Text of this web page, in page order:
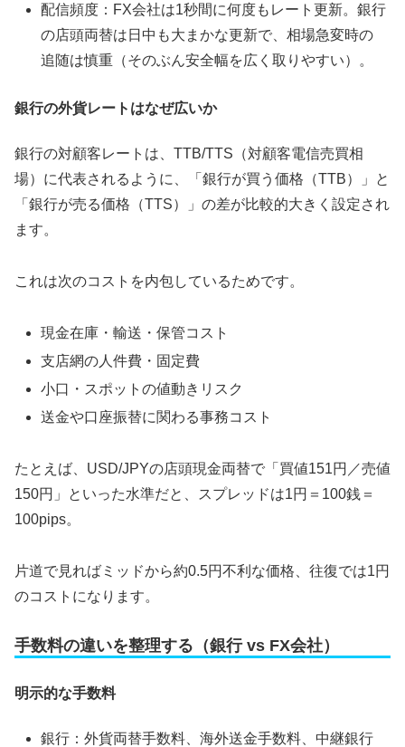
配信頻度：FX会社は1秒間に何度もレート更新。銀行
の店頭両替は日中も大まかな更新で、相場急変時の
追随は慎重（そのぶん安全幅を広く取りやすい）。
銀行の外貨レートはなぜ広いか
銀行の対顧客レートは、TTB/TTS（対顧客電信売買相
場）に代表されるように、「銀行が買う価格（TTB）」と
「銀行が売る価格（TTS）」の差が比較的大きく設定され
ます。
これは次のコストを内包しているためです。
現金在庫・輸送・保管コスト
支店網の人件費・固定費
小口・スポットの値動きリスク
送金や口座振替に関わる事務コスト
たとえば、USD/JPYの店頭現金両替で「買値151円／売値
150円」といった水準だと、スプレッドは1円＝100銭＝
100pips。
片道で見ればミッドから約0.5円不利な価格、往復では1円
のコストになります。
手数料の違いを整理する（銀行 vs FX会社）
明示的な手数料
銀行：外貨両替手数料、海外送金手数料、中継銀行